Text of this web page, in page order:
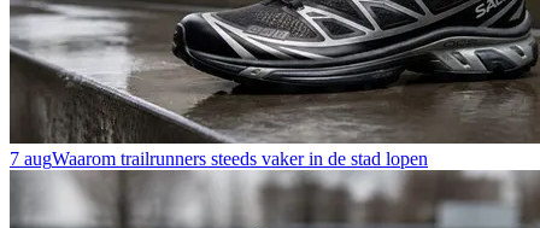
7 augWaarom trailrunners steeds vaker in de stad lopen